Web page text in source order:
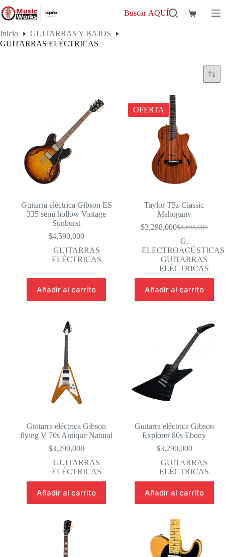
al
contenido
Buscar AQUÍ
Carro
Inicio
GUITARRAS Y BAJOS
GUITARRAS ELÉCTRICAS
Guitarra eléctrica Gibson ES
335 semi hollow Vintage
Sunburst
$4,590,000
GUITARRAS
ELÉCTRICAS
Añadir al carrito
OFERTA
Taylor T5z Classic
Mahogany
$3,698,000
El
precio
original
era:
$3,698,000.
$3,298,000El
precio
actual
es:
$3,298,000.
G.
ELECTROACÚSTICAS
GUITARRAS
ELÉCTRICAS
Añadir al carrito
Guitarra eléctrica Gibson
flying V 70s Antique Natural
$3,290,000
GUITARRAS
ELÉCTRICAS
Añadir al carrito
Guitarra eléctrica Gibson
Explorer 80s Ebony
$3,290,000
GUITARRAS
ELÉCTRICAS
Añadir al carrito